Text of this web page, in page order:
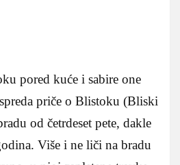
pored kuće i sabire one
priče o Blistoku (Bliski
od četrdeset pete, dakle
Više i ne liči na bradu